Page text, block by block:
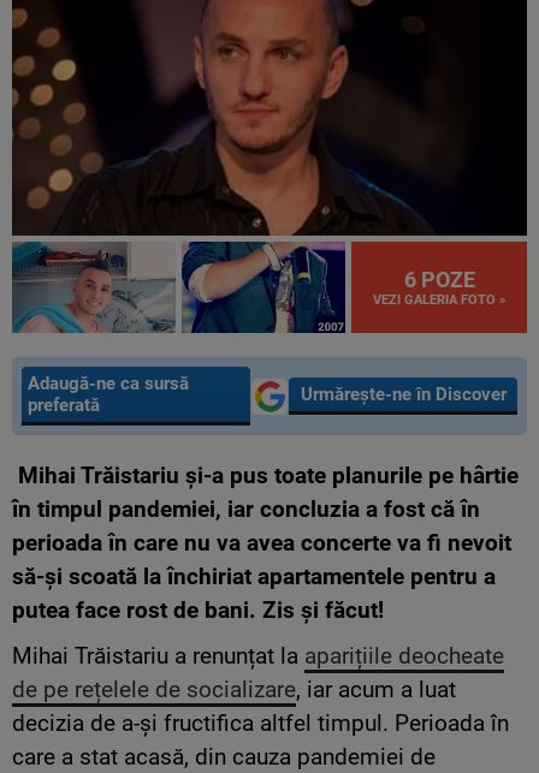
6 POZE
VEZI GALERIA FOTO »
Adaugă-ne ca sursă
preferată
Urmărește-ne în Discover
Mihai Trăistariu și-a pus toate planurile pe hârtie
în timpul pandemiei, iar concluzia a fost că în
perioada în care nu va avea concerte va fi nevoit
să-și scoată la închiriat apartamentele pentru a
putea face rost de bani. Zis și făcut!
Mihai Trăistariu a renunțat la aparițiile deocheate
de pe rețelele de socializare, iar acum a luat
decizia de a-și fructifica altfel timpul. Perioada în
care a stat acasă, din cauza pandemiei de